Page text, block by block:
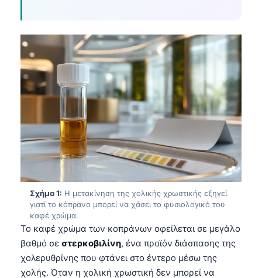
Σχήμα 1: Η μετακίνηση της χολικής χρωστικής εξηγεί
γιατί το κόπρανο μπορεί να χάσει το φυσιολογικό του
καφέ χρώμα.
Το καφέ χρώμα των κοπράνων οφείλεται σε μεγάλο
βαθμό σε στερκοβιλίνη, ένα προϊόν διάσπασης της
χολερυθρίνης που φτάνει στο έντερο μέσω της
χολής. Όταν η χολική χρωστική δεν μπορεί να